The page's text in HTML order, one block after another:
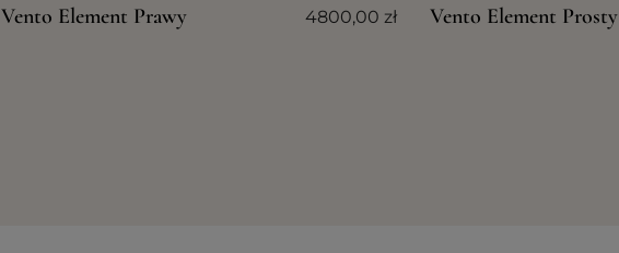
Vento Element Prawy 4800,00zł Vento Element Prosty